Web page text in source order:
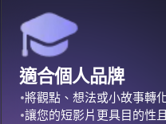
適合個人品牌
將觀點、想法或小故事轉
讓您的短影片更具目的性